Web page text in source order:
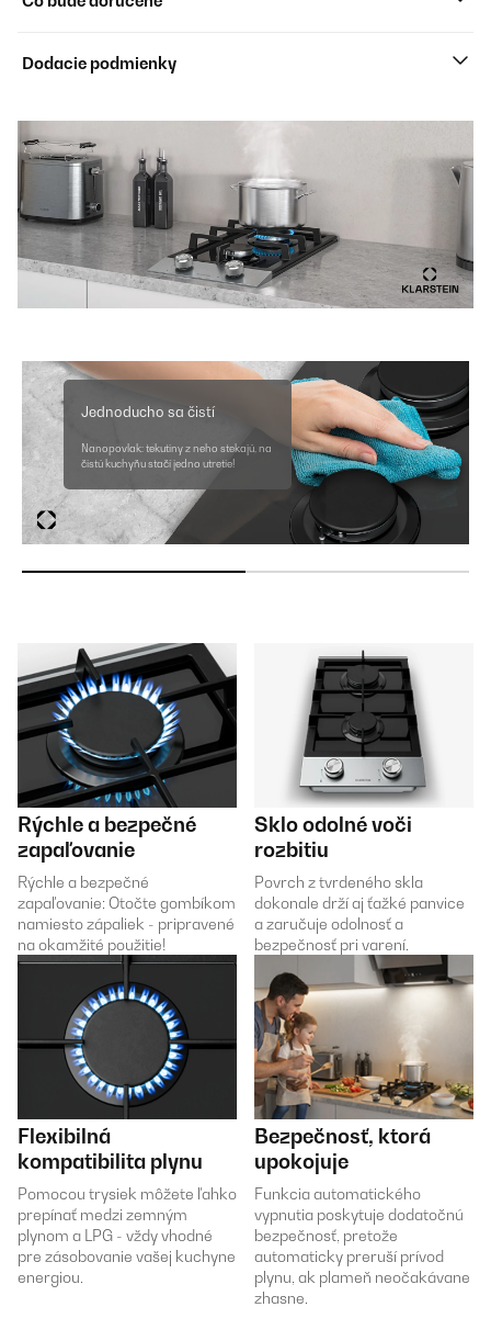
Dodacie podmienky
Jednoducho sa čistí
Nanopovlak: tekutiny z neho stekajú, na
čistú kuchyňu stačí jedno utretie!
Rýchle a bezpečné
zapaľovanie
Rýchle a bezpečné
zapaľovanie: Otočte gombíkom
namiesto zápaliek - pripravené
na okamžité použitie!
Sklo odolné voči
rozbitiu
Povrch z tvrdeného skla
dokonale drží aj ťažké panvice
a zaručuje odolnosť a
bezpečnosť pri varení.
Flexibilná
kompatibilita plynu
Pomocou trysiek môžete ľahko
prepínať medzi zemným
plynom a LPG - vždy vhodné
pre zásobovanie vašej kuchyne
energiou.
Bezpečnosť, ktorá
upokojuje
Funkcia automatického
vypnutia poskytuje dodatočnú
bezpečnosť, pretože
automaticky preruší prívod
plynu, ak plameň neočakávane
zhasne.